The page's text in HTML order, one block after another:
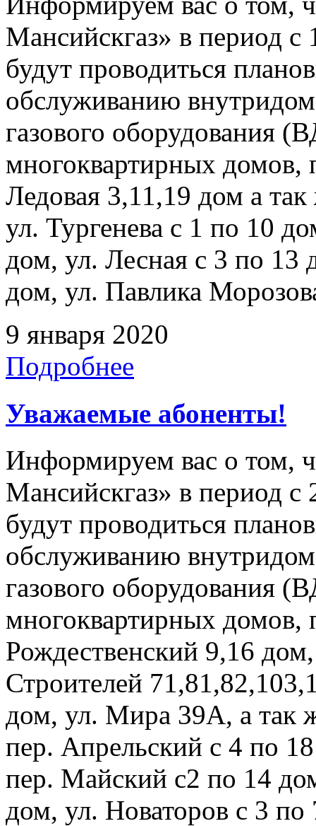
Мансийскгаз» в период с
будут проводиться
обслуживанию
газового
многоквартирных
Ледовая 3,11,19 дом а
ул. Тургенева с 1 по 10
дом, ул. Лесная с 3 по
дом, ул. Павлика
9 января 2020
Подробнее
Уважаемые абоненты!
Информируем вас о том,
Мансийскгаз» в период с
будут проводиться
обслуживанию
газового
многоквартирных
Рождественский 9,16
Строителей
дом, ул. Мира 39А, а так
пер. Апрельский с 4 по
пер. Майский с2 по 14
дом, ул. Новаторов с 3 по